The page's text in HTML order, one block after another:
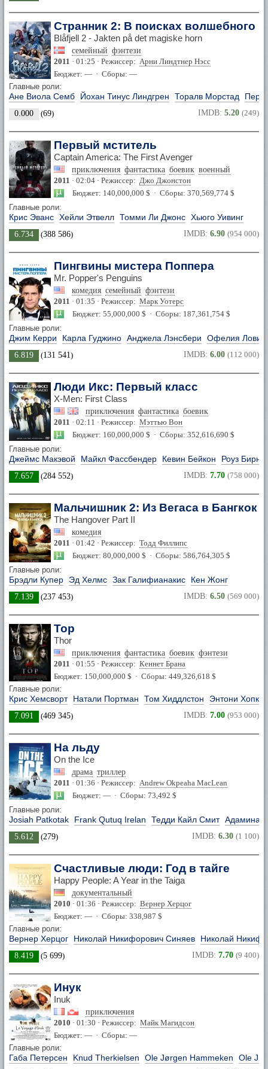
Странник 2: В поисках волшебного
Blåfjell 2 - Jakten på det magiske horn
семейный фэнтези
2011 · 01:25 · Режиссер: Арни Линдтнер Нэсс
Бюджет: — · Сборы: —
Главные роли:
Ане Виола Семб Йохан Тинус Линдгрен Торалв Морстад Пер
0.000 (69) IMDB: 5.20 (249)
Первый мститель
Captain America: The First Avenger
приключения фантастика боевик военный
2011 · 02:04 · Режиссер: Джо Джонстон
Бюджет: 140,000,000 $ · Сборы: 370,569,774 $
Главные роли:
Крис Эванс Хейли Этвелл Томми Ли Джонс Хьюго Уивинг
6.734 (388 586) IMDB: 6.90 (954 000)
Пингвины мистера Поппера
Mr. Popper's Penguins
комедия семейный фэнтези
2011 · 01:35 · Режиссер: Марк Уотерс
Бюджет: 55,000,000 $ · Сборы: 187,361,754 $
Главные роли:
Джим Керри Карла Гуджино Анджела Лэнсбери Офелия
6.819 (131 541) IMDB: 6.00 (112 000)
Люди Икс: Первый класс
X-Men: First Class
приключения фантастика боевик
2011 · 02:11 · Режиссер: Мэттью Вон
Бюджет: 160,000,000 $ · Сборы: 352,616,690 $
Главные роли:
Джеймс Макэвой Майкл Фассбендер Кевин Бейкон Роуз Бирн
7.657 (284 552) IMDB: 7.70 (758 000)
Мальчишник 2: Из Вегаса в Бангкок
The Hangover Part II
комедия
2011 · 01:42 · Режиссер: Тодд Филлипс
Бюджет: 80,000,000 $ · Сборы: 586,764,305 $
Главные роли:
Брэдли Купер Эд Хелмс Зак Галифианакис Кен Жонг
7.139 (237 453) IMDB: 6.50 (569 000)
Тор
Thor
приключения фантастика боевик фэнтези
2011 · 01:55 · Режиссер: Кеннет Брана
Бюджет: 150,000,000 $ · Сборы: 449,326,618 $
Главные роли:
Крис Хемсворт Натали Портман Том Хиддлстон Энтони
7.091 (469 345) IMDB: 7.00 (953 000)
На льду
On the Ice
драма триллер
2011 · 01:36 · Режиссер: Andrew Okpeaha MacLean
Бюджет: — · Сборы: 73,492 $
Главные роли:
Josiah Patkotak Frank Qutuq Irelan Тедди Кайл Смит Адамина
5.612 (279) IMDB: 6.30 (1 100)
Счастливые люди: Год в тайге
Happy People: A Year in the Taiga
документальный
2010 · 01:36 · Режиссер: Вернер Херцог
Бюджет: — · Сборы: 338,987 $
Главные роли:
Вернер Херцог Николай Никифорович Синяев Николай
8.419 (5 699) IMDB: 7.70 (9 400)
Инук
Inuk
приключения
2010 · 01:30 · Режиссер: Майк Магидсон
Бюджет: — · Сборы: —
Главные роли:
Габа Петерсен Knud Therkielsen Ole Jørgen Hammeken Ole